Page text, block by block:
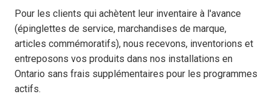
Pour les clients qui achètent leur inventaire à l'avance
(épinglettes de service, marchandises de marque,
articles commémoratifs), nous recevons, inventorions et
entreposons vos produits dans nos installations en
Ontario sans frais supplémentaires pour les programmes
actifs.